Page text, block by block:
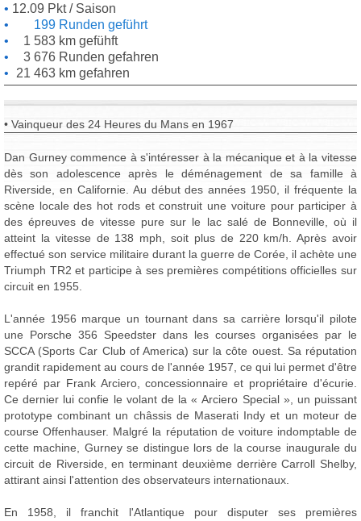
12.09 Pkt / Saison
199 Runden geführt
1 583 km gefühft
3 676 Runden gefahren
21 463 km gefahren
• Vainqueur des 24 Heures du Mans en 1967
Dan Gurney commence à s'intéresser à la mécanique et à la vitesse
dès son adolescence après le déménagement de sa famille à
Riverside, en Californie. Au début des années 1950, il fréquente la
scène locale des hot rods et construit une voiture pour participer à
des épreuves de vitesse pure sur le lac salé de Bonneville, où il
atteint la vitesse de 138 mph, soit plus de 220 km/h. Après avoir
effectué son service militaire durant la guerre de Corée, il achète une
Triumph TR2 et participe à ses premières compétitions officielles sur
circuit en 1955.
L'année 1956 marque un tournant dans sa carrière lorsqu'il pilote
une Porsche 356 Speedster dans les courses organisées par le
SCCA (Sports Car Club of America) sur la côte ouest. Sa réputation
grandit rapidement au cours de l'année 1957, ce qui lui permet d'être
repéré par Frank Arciero, concessionnaire et propriétaire d'écurie.
Ce dernier lui confie le volant de la « Arciero Special », un puissant
prototype combinant un châssis de Maserati Indy et un moteur de
course Offenhauser. Malgré la réputation de voiture indomptable de
cette machine, Gurney se distingue lors de la course inaugurale du
circuit de Riverside, en terminant deuxième derrière Carroll Shelby,
attirant ainsi l'attention des observateurs internationaux.
En 1958, il franchit l'Atlantique pour disputer ses premières